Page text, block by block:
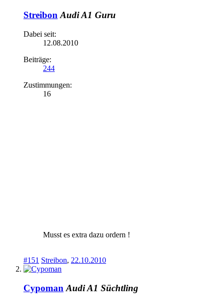
Streibon Audi A1 Guru
Dabei seit:
12.08.2010
Beiträge:
244
Zustimmungen:
16
Musst es extra dazu ordern !
#151 Streibon, 22.10.2010
Cypoman Audi A1 Süchtling